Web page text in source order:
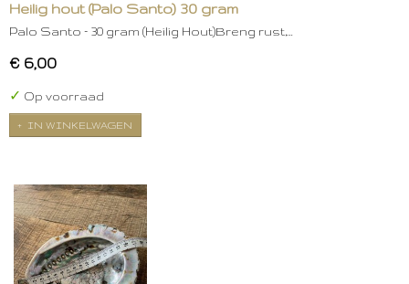
Heilig hout (Palo Santo) 30 gram
Palo Santo – 30 gram (Heilig Hout)Breng rust,…
€ 6,00
✓ Op voorraad
IN WINKELWAGEN